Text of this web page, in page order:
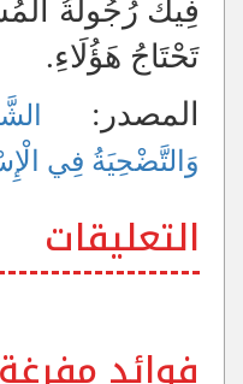
فِيكَ رُجُولَةُ
تَحْتَاجُ هَؤُلَاءِ.
المصدر:
وَالتَّضْحِيَةُ فِي
التعليقات